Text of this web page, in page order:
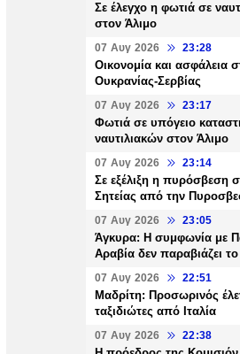
Σε έλεγχο η φωτιά σε
στον Άλιμο
07 Αυγ 2026 23:28
Οικονομία και ασφάλεια
Ουκρανίας-Σερβίας
07 Αυγ 2026 23:17
Φωτιά σε υπόγειο
ναυτιλιακών στον Άλιμο
07 Αυγ 2026 23:14
Σε εξέλιξη η πυρόσβεση
Σητείας από την
07 Αυγ 2026 23:05
Άγκυρα: Η συμφωνία με
Αραβία δεν παραβιάζει
07 Αυγ 2026 22:51
Μαδρίτη: Προσωρινός
ταξιδιώτες από Ιταλία
07 Αυγ 2026 22:38